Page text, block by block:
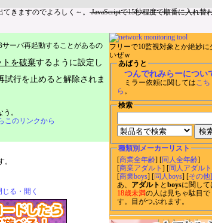
きますのでよろしく～。 JavaScriptで15秒程度で順番に入れ替
フリーで10監視対象とか絶妙に
いぜｗ
あばうと
つんでれみらーについ
ミラー依頼に関してはこち
ら 。
検索
種類別メーカーリスト
[商業全年齢 ] [同人全年齢]
[商業アダルト ] [同人アダルト
[商業boys] [同人boys ] [その他]
あ、 アダルト とboysに関して
18歳未満の人は見ちゃ駄目で
す。目がつぶれます。
ーバ再起動することがあるの
を破棄するように設定し
試行を止めると解除されま
。
このリンクから
る・開く